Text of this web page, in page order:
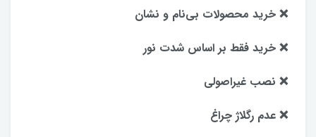
❌ خرید محصولات بی‌نام و نشان
❌ خرید فقط بر اساس شدت نور
❌ نصب غیراصولی
❌ عدم رگلاژ چراغ